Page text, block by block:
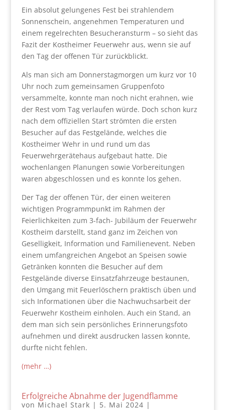
Ein absolut gelungenes Fest bei strahlendem
Sonnenschein, angenehmen Temperaturen und
einem regelrechten Besucheransturm – so sieht das
Fazit der Kostheimer Feuerwehr aus, wenn sie auf
den Tag der offenen Tür zurückblickt.
Als man sich am Donnerstagmorgen um kurz vor 10
Uhr noch zum gemeinsamen Gruppenfoto
versammelte, konnte man noch nicht erahnen, wie
der Rest vom Tag verlaufen würde. Doch schon kurz
nach dem offiziellen Start strömten die ersten
Besucher auf das Festgelände, welches die
Kostheimer Wehr in und rund um das
Feuerwehrgerätehaus aufgebaut hatte. Die
wochenlangen Planungen sowie Vorbereitungen
waren abgeschlossen und es konnte los gehen.
Der Tag der offenen Tür, der einen weiteren
wichtigen Programmpunkt im Rahmen der
Feierlichkeiten zum 3-fach- Jubiläum der Feuerwehr
Kostheim darstellt, stand ganz im Zeichen von
Geselligkeit, Information und Familienevent. Neben
einem umfangreichen Angebot an Speisen sowie
Getränken konnten die Besucher auf dem
Festgelände diverse Einsatzfahrzeuge bestaunen,
den Umgang mit Feuerlöschern praktisch üben und
sich Informationen über die Nachwuchsarbeit der
Feuerwehr Kostheim einholen. Auch ein Stand, an
dem man sich sein persönliches Erinnerungsfoto
aufnehmen und direkt ausdrucken lassen konnte,
durfte nicht fehlen.
(mehr …)
Erfolgreiche Abnahme der Jugendflamme
von Michael Stark | 5. Mai 2024 |